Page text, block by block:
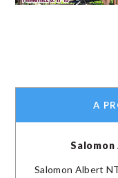
A
Salomon Albert